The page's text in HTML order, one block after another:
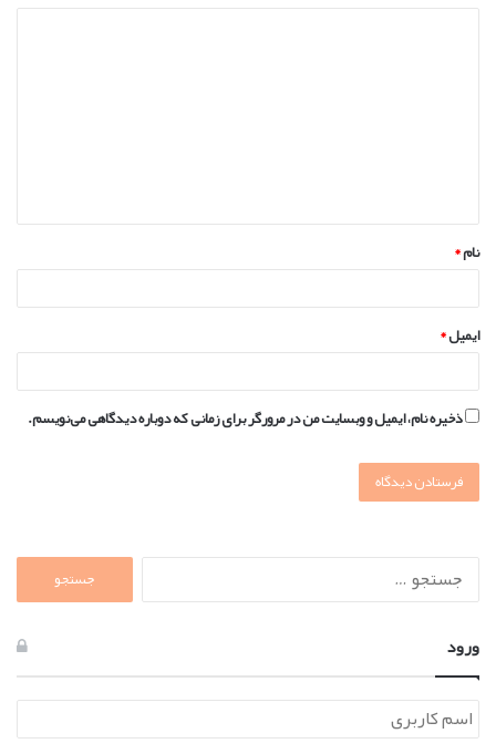
*
نام*
ایمیل*
ذخیره نام، ایمیل و وبسایت من در مرورگر برای زمانی که دوباره دیدگاهی می‌نویسم.
جستجو
ورود